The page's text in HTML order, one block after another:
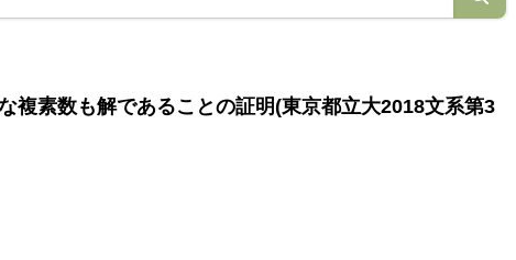
複素数も解であることの証明(東京都立大2018文系第3